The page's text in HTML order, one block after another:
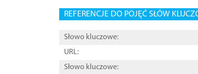
REFERENCJE DO POJĘĆ SŁÓW
Słowo kluczowe:
URL:
Słowo kluczowe: